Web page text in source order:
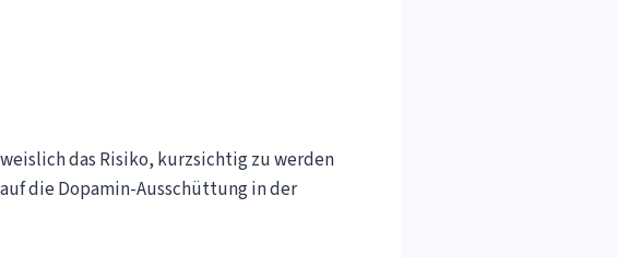
das Risiko, kurzsichtig zu werden
die Dopamin-Ausschüttung in der